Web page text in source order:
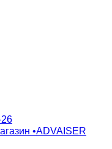
•ADVAISER